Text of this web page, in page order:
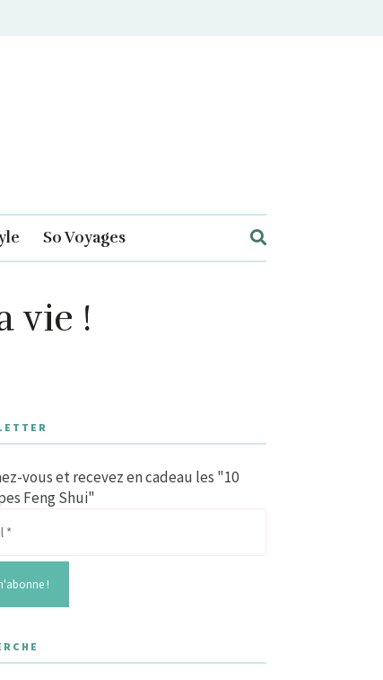
So Voyages
vie !
vous et recevez en cadeau les "10
Feng Shui"